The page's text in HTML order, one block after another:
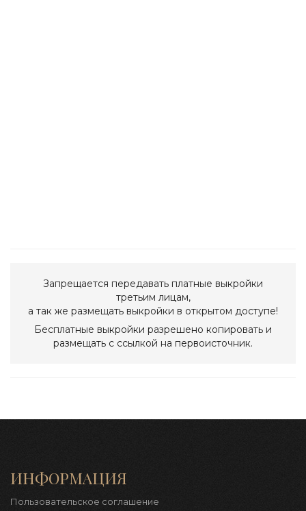
Запрещается передавать платные выкройки
третьим лицам,
а так же размещать выкройки в открытом доступе!
Бесплатные выкройки разрешено копировать и
размещать с ссылкой на первоисточник.
ИНФОРМАЦИЯ
Пользовательское соглашение